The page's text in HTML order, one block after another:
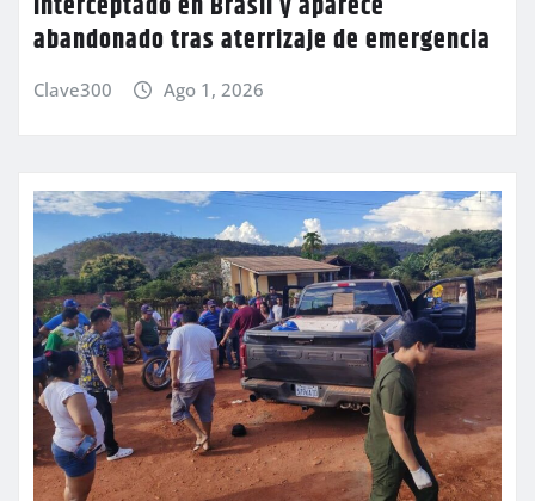
abandonado tras aterrizaje de emergencia
Clave300 Ago 1, 2026